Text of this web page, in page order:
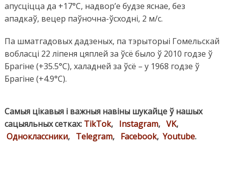
апусціцца да +17°C, надвор’е будзе яснае, без
ападкаў, вецер паўночна-ўсходні, 2 м/с.
Па шматгадовых дадзеных, па тэрыторыі Гомельскай
вобласці 22 ліпеня цяплей за ўсё было ў 2010 годзе ў
Брагіне (+35.5°С), халадней за ўсё – у 1968 годзе ў
Брагіне (+4.9°С).
Самыя цікавыя і важныя навіны шукайце ў нашых
сацыяльных сетках: TikTok, Instagram, VK,
Одноклассники, Telegram, Facebook, Youtube.